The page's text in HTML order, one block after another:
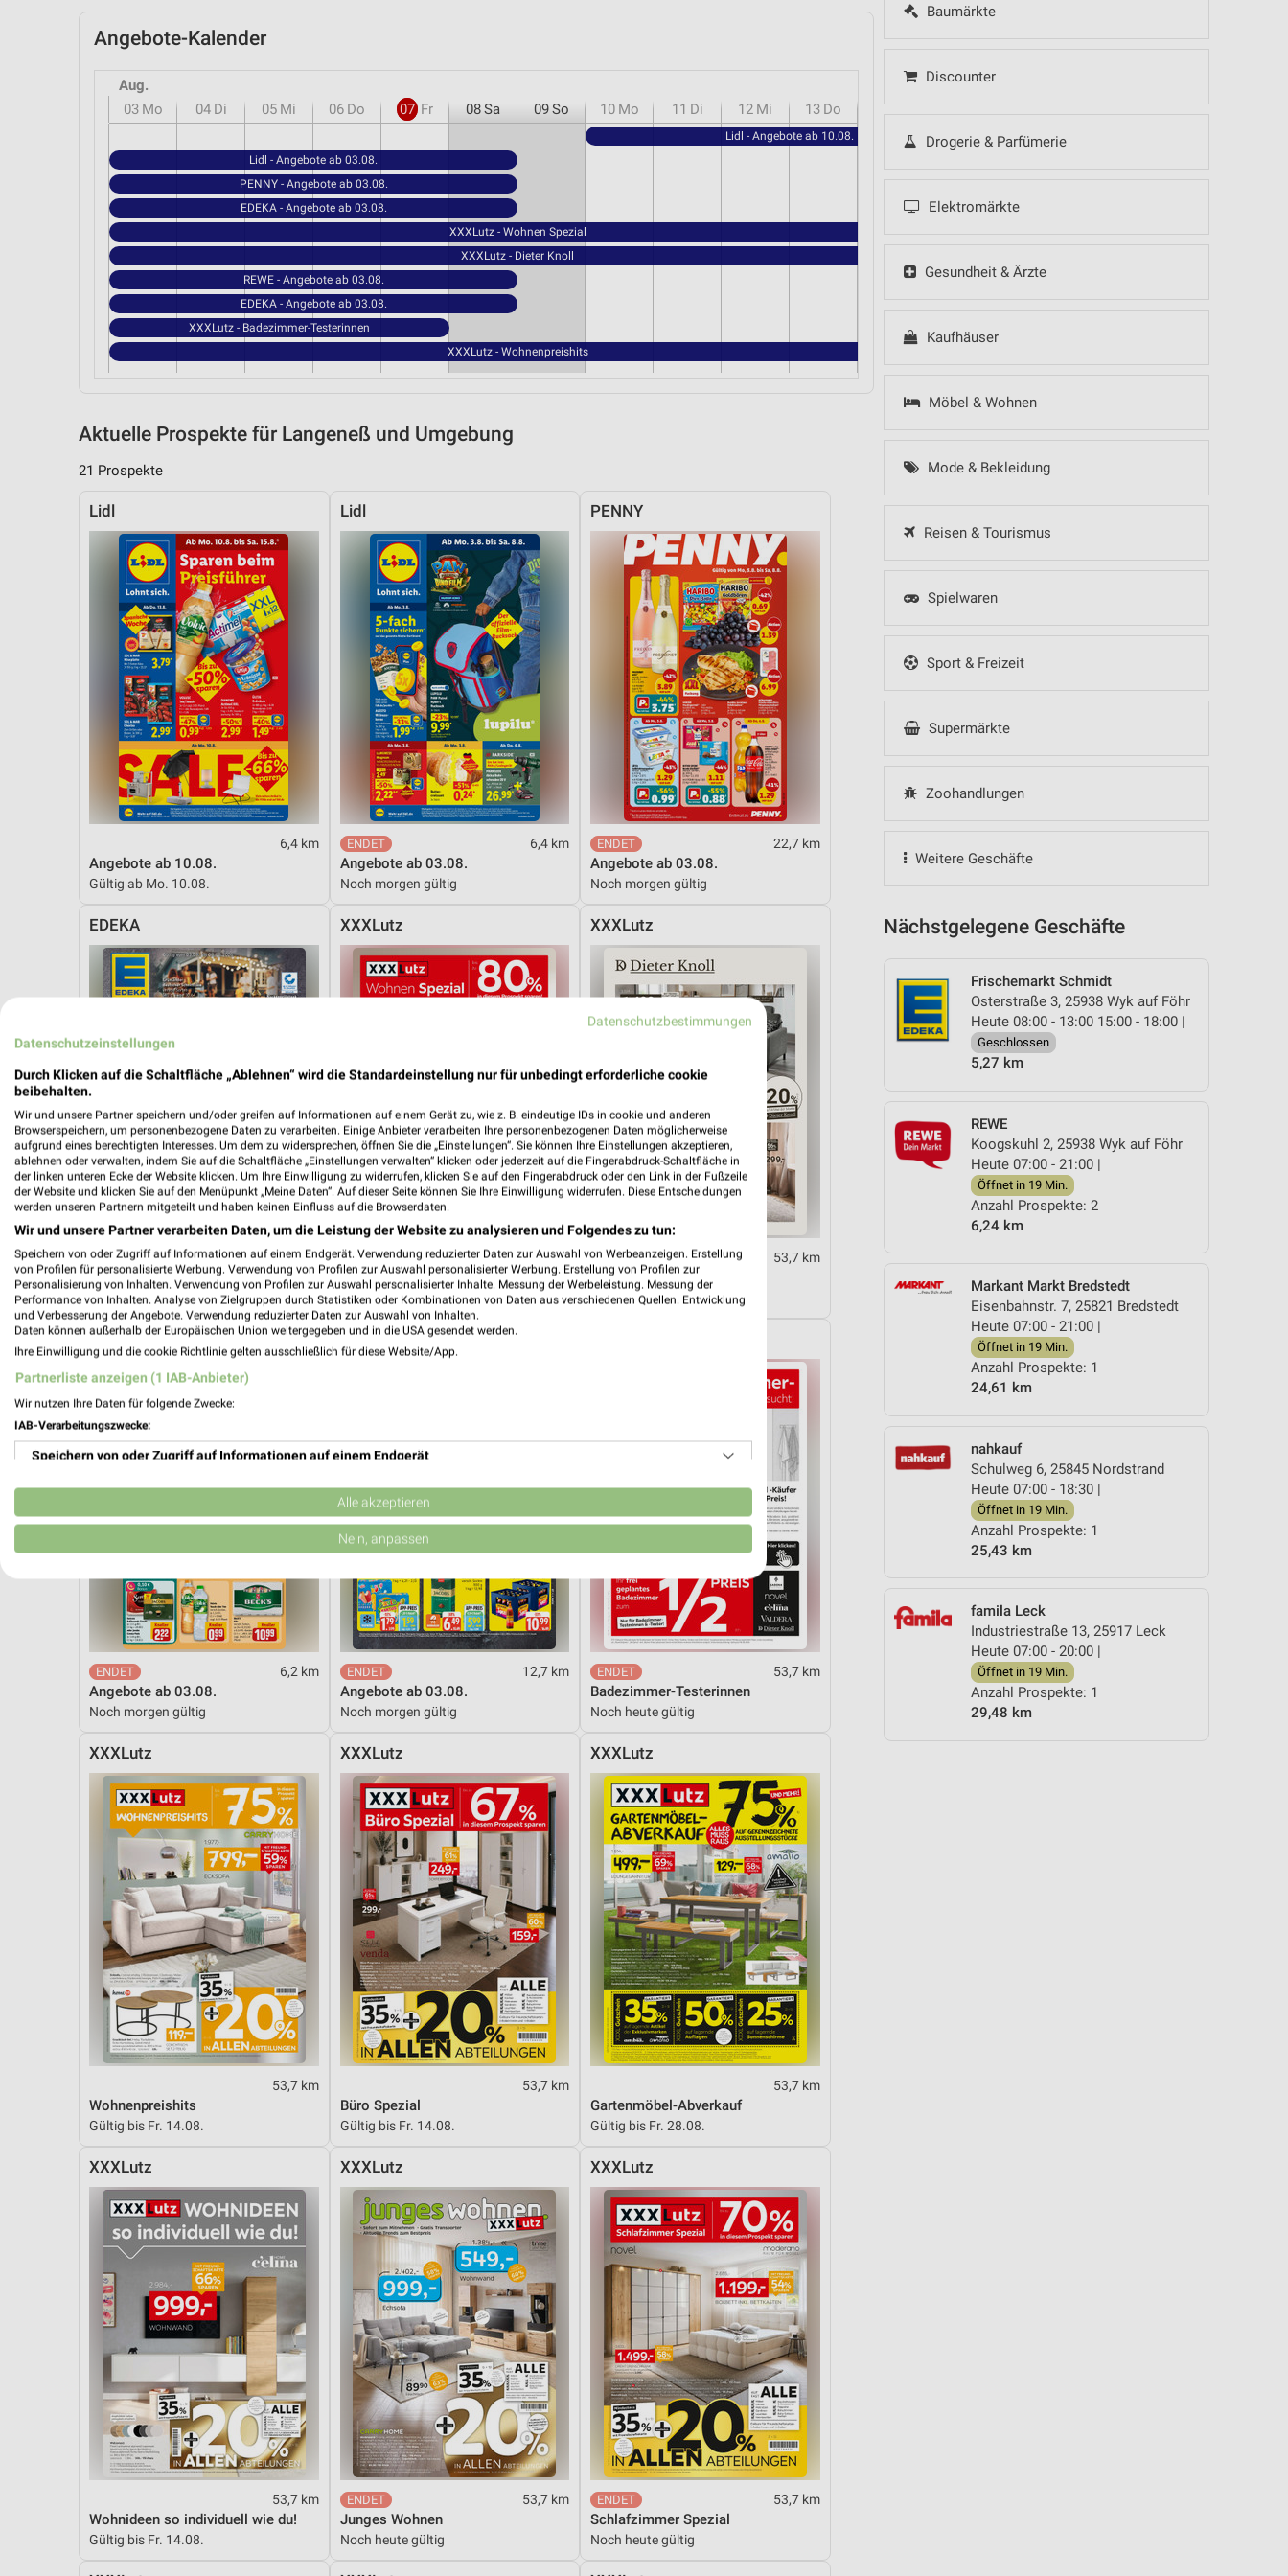
Baumärkte
Discounter
Drogerie & Parfümerie
Elektromärkte
Gesundheit & Ärzte
Kaufhäuser
Möbel & Wohnen
Mode & Bekleidung
Reisen & Tourismus
Spielwaren
Sport & Freizeit
Supermärkte
Zoohandlungen
Weitere Geschäfte
Nächstgelegene Geschäfte
Frischemarkt Schmidt
Osterstraße 3, 25938 Wyk auf Föhr
Heute 08:00 - 13:00 15:00 - 18:00 |
Geschlossen
5,27 km
REWE
Koogskuhl 2, 25938 Wyk auf Föhr
Heute 07:00 - 21:00 |
Öffnet in 19 Min.
Anzahl Prospekte: 2
6,24 km
Markant Markt Bredstedt
Eisenbahnstr. 7, 25821 Bredstedt
Heute 07:00 - 21:00 |
Öffnet in 19 Min.
Anzahl Prospekte: 1
24,61 km
nahkauf
Schulweg 6, 25845 Nordstrand
Heute 07:00 - 18:30 |
Öffnet in 19 Min.
Anzahl Prospekte: 1
25,43 km
famila Leck
Industriestraße 13, 25917 Leck
Heute 07:00 - 20:00 |
Öffnet in 19 Min.
Anzahl Prospekte: 1
29,48 km
Angebote-Kalender
Aug.
03 Mo 04 Di 05 Mi 06 Do 07 Fr 08Sa 09So 10 Mo 11 Di 12 Mi 13 Do
Lidl - Angebote ab 10.08.
Lidl - Angebote ab 03.08.
PENNY - Angebote ab 03.08.
EDEKA - Angebote ab 03.08.
XXXLutz - Wohnen Spezial
XXXLutz - Dieter Knoll
REWE - Angebote ab 03.08.
EDEKA - Angebote ab 03.08.
XXXLutz - Badezimmer-Testerinnen
XXXLutz - Wohnenpreishits
Aktuelle Prospekte für Langeneß und Umgebung
21 Prospekte
Lidl
6,4 km
Angebote ab 10.08.
Gültig ab Mo. 10.08.
Lidl
6,4 km
Angebote ab 03.08.
Noch morgen gültig
PENNY
22,7 km
Angebote ab 03.08.
Noch morgen gültig
EDEKA
6,1 km
Angebote ab 03.08.
Noch morgen gültig
XXXLutz
53,7 km
Wohnen Spezial
Gültig bis Fr. 14.08.
XXXLutz
53,7 km
Dieter Knoll
Gültig bis Fr. 14.08.
REWE
6,2 km
Angebote ab 03.08.
Noch morgen gültig
EDEKA
12,7 km
Angebote ab 03.08.
Noch morgen gültig
53,7 km
Badezimmer-Testerinnen
Noch heute gültig
XXXLutz
53,7 km
Wohnenpreishits
Gültig bis Fr. 14.08.
XXXLutz
53,7 km
Büro Spezial
Gültig bis Fr. 14.08.
XXXLutz
53,7 km
Gartenmöbel-Abverkauf
Gültig bis Fr. 28.08.
XXXLutz
53,7 km
Wohnideen so individuell wie du!
Gültig bis Fr. 14.08.
XXXLutz
53,7 km
Junges Wohnen
Noch heute gültig
XXXLutz
53,7 km
Schlafzimmer Spezial
Noch heute gültig
Datenschutzbestimmungen
Datenschutzeinstellungen
Durch Klicken auf die Schaltfläche „Ablehnen“ wird die Standardeinstellung nur für unbedingt erforderliche cookie
beibehalten.
Wir und unsere Partner speichern und/oder greifen auf Informationen auf einem Gerät zu, wie z. B. eindeutige IDs in cookie und anderen
Browserspeichern, um personenbezogene Daten zu verarbeiten. Einige Anbieter verarbeiten Ihre personenbezogenen Daten möglicherweise
aufgrund eines berechtigten Interesses. Um dem zu widersprechen, öffnen Sie die „Einstellungen“. Sie können Ihre Einstellungen akzeptieren,
ablehnen oder verwalten, indem Sie auf die Schaltfläche „Einstellungen verwalten“ klicken oder jederzeit auf die Fingerabdruck-Schaltfläche in
der linken unteren Ecke der Website klicken. Um Ihre Einwilligung zu widerrufen, klicken Sie auf den Fingerabdruck oder den Link in der Fußzeile
der Website und klicken Sie auf den Menüpunkt „Meine Daten“. Auf dieser Seite können Sie Ihre Einwilligung widerrufen. Diese Entscheidungen
werden unseren Partnern mitgeteilt und haben keinen Einfluss auf die Browserdaten.
Wir und unsere Partner verarbeiten Daten, um die Leistung der Website zu analysieren und Folgendes zu tun:
Speichern von oder Zugriff auf Informationen auf einem Endgerät. Verwendung reduzierter Daten zur Auswahl von Werbeanzeigen. Erstellung
von Profilen für personalisierte Werbung. Verwendung von Profilen zur Auswahl personalisierter Werbung. Erstellung von Profilen zur
Personalisierung von Inhalten. Verwendung von Profilen zur Auswahl personalisierter Inhalte. Messung der Werbeleistung. Messung der
Performance von Inhalten. Analyse von Zielgruppen durch Statistiken oder Kombinationen von Daten aus verschiedenen Quellen. Entwicklung
und Verbesserung der Angebote. Verwendung reduzierter Daten zur Auswahl von Inhalten.
Daten können außerhalb der Europäischen Union weitergegeben und in die USA gesendet werden.
Ihre Einwilligung und die cookie Richtlinie gelten ausschließlich für diese Website/App.
Partnerliste anzeigen (1 IAB-Anbieter)
Wir nutzen Ihre Daten für folgende Zwecke:
IAB-Verarbeitungszwecke:
Speichern von oder Zugriff auf Informationen auf einem Endgerät
Verwendung reduzierter Daten zur Auswahl von Werbeanzeigen
Erstellung von Profilen für personalisierte Werbung
Erstellung von Profilen zur Personalisierung von Inhalten
Verwendung von Profilen zur Auswahl personalisierter Inhalte
Messung der Werbeleistung
Analyse von Zielgruppen durch Statistiken oder Kombinationen von Daten aus verschiedenen
Entwicklung und Verbesserung der Angebote
Verwendung reduzierter Daten zur Auswahl von Inhalten
Verwendung genauer Standortdaten
Geräte anhand von aktiv angeforderten Informationen identifizieren
Nicht-IAB-Verarbeitungszwecke:
Performance
Funktional
Alle akzeptieren
Nein, anpassen